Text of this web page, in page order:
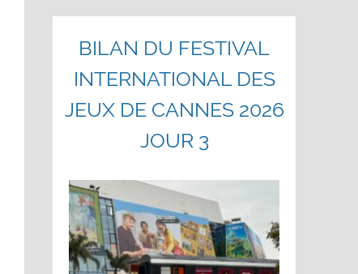
BILAN DU FESTIVAL
INTERNATIONAL DES
JEUX DE CANNES 2026
JOUR 3